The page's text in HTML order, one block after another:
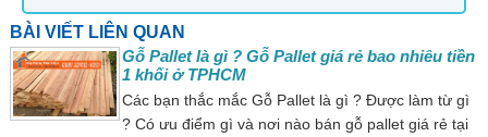
BÀI VIẾT LIÊN QUAN
Gỗ Pallet là gì ? Gỗ Pallet giá rẻ bao nhiêu tiền
1 khối ở TPHCM
Các bạn thắc mắc Gỗ Pallet là gì ? Được làm từ gì
? Có ưu điểm gì và nơi nào bán gỗ pallet giá rẻ tại